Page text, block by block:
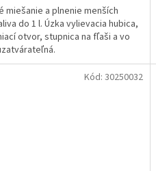
miešanie a plnenie menších
do 1 l. Úzka vylievacia hubica,
otvor, stupnica na fľaši a vo
Kód: 30250032